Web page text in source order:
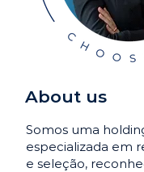
About us
Somos uma
especializada em
e seleção,